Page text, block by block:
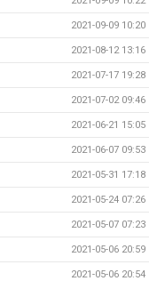
2021-09-09 10:20
2021-08-12 13:16
2021-07-17 19:28
2021-07-02 09:46
2021-06-21 15:05
2021-06-07 09:53
2021-05-31 17:18
2021-05-24 07:26
2021-05-07 07:23
2021-05-06 20:59
2021-05-06 20:54